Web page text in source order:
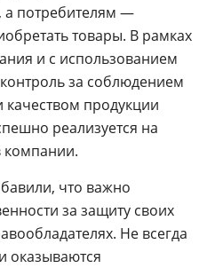
а потребителям —
товары. В рамках
и с использованием
за соблюдением
качеством продукции
реализуется на
компании.
что важно
за защиту своих
Не всегда
оказываются